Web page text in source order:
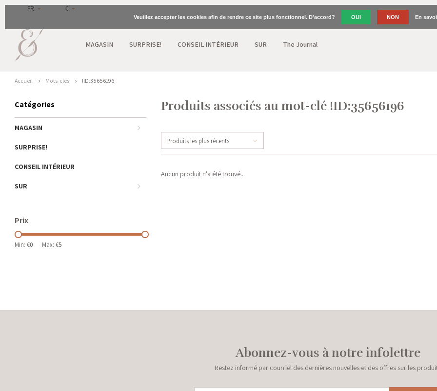
FR €
MAGASIN SURPRISE! CONSEIL INTÉRIEUR SUR The Journal
Accueil Mots-clés !ID:35656196
Catégories
MAGASIN
SURPRISE!
CONSEIL INTÉRIEUR
SUR
Prix
Min: €0 Max: €5
Produits associés au mot-clé !ID:35656196
Produits les plus récents
Aucun produit n'a été trouvé...
Abonnez-vous à notre infolettre
Restez informé par courriel des dernières nouvelles et des offres sur les
Veuillez accepter les cookies afin de rendre ce site plus fonctionnel. D'accord? OUI NON En